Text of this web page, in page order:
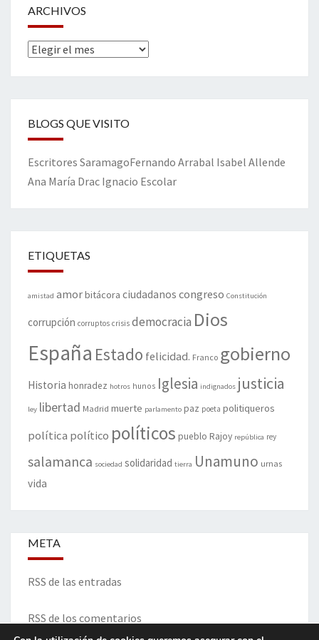
ARCHIVOS
Archivos
BLOGS QUE VISITO
Escritores SaramagoFernando Arrabal Isabel Allende
Ana María Drac Ignacio Escolar
ETIQUETAS
amistad amorbitácora ciudadanos congreso Constitución
corrupción corruptos crisis democracia Dios
España Estado felicidad. Franco gobierno
Historia honradez hotros hunos Iglesia indignados justicia
ley libertad Madrid muerte parlamento paz poeta politiqueros
política político políticos pueblo Rajoy república rey
salamanca sociedad solidaridad tierra Unamuno urnas
vida
META
RSS de las entradas
RSS de los comentarios